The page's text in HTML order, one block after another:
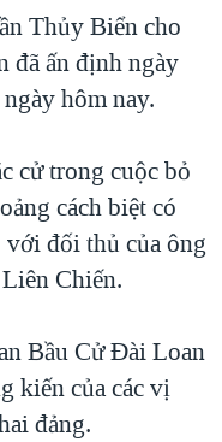
THẮNG CUỘC'
NAM
VIỆT NAM
HẢI SÂM
Thủy Biển cho
đã ấn định ngày
hôm nay.
cử trong cuộc bỏ
cách biệt có
với đối thủ của ông
Chiến.
Bầu Cử Đài Loan
kiến của các vị
đảng.